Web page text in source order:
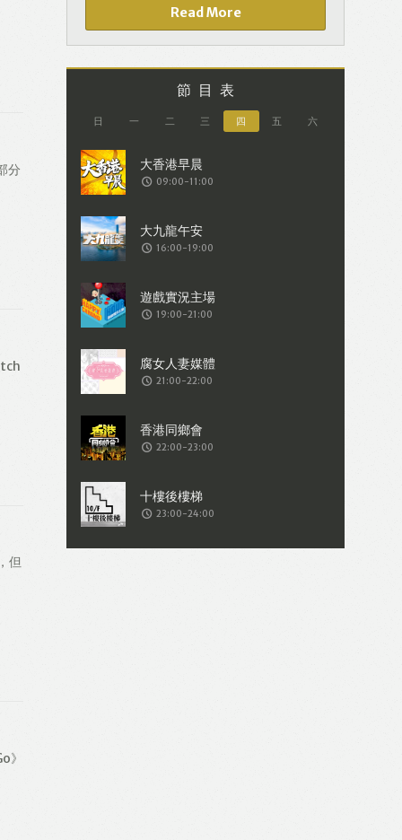
分
但
》
Read More
節目表
日 一 二 三 四 五 六
09:00-11:00
16:00-19:00
19:00-21:00
21:00-22:00
22:00-23:00
23:00-24:00